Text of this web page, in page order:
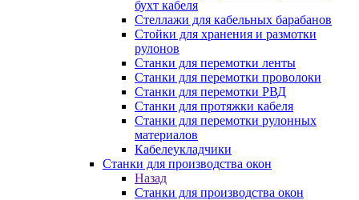
бухт кабеля
Стеллажи для кабельных барабанов
Стойки для хранения и размотки
рулонов
Станки для перемотки ленты
Станки для перемотки проволоки
Станки для перемотки РВД
Станки для протяжки кабеля
Станки для перемотки рулонных
материалов
Кабелеукладчики
Станки для производства окон
Назад
Станки для производства окон